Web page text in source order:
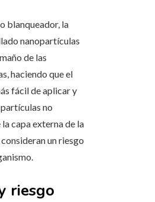
blanqueador, la
nanopartículas
de las
haciendo que el
fácil de aplicar y
no
capa externa de la
un riesgo
riesgo